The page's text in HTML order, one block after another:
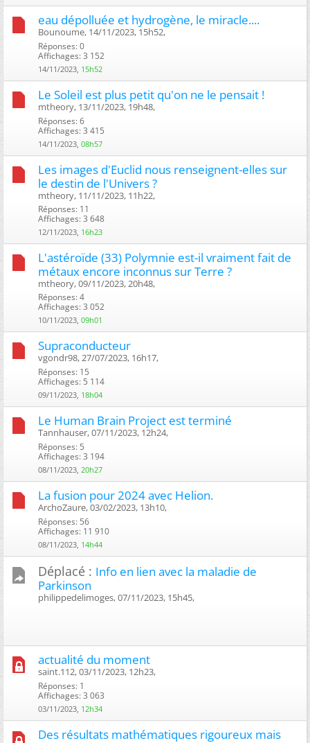
eau dépolluée et hydrogène, le miracle....
Bounoume, 14/11/2023, 15h52, ‎
Réponses: 0
Affichages: 3 152
14/11/2023, 15h52
Le Soleil est plus petit qu'on ne le pensait !
mtheory, 13/11/2023, 19h48, ‎
Réponses: 6
Affichages: 3 415
14/11/2023, 08h57
Les images d'Euclid nous renseignent-elles sur
le destin de l'Univers ?
mtheory, 11/11/2023, 11h22, ‎
Réponses: 11
Affichages: 3 648
12/11/2023, 16h23
L'astéroïde (33) Polymnie est-il vraiment fait de
métaux encore inconnus sur Terre ?
mtheory, 09/11/2023, 20h48, ‎
Réponses: 4
Affichages: 3 052
10/11/2023, 09h01
Supraconducteur
vgondr98, 27/07/2023, 16h17, ‎
Réponses: 15
Affichages: 5 114
09/11/2023, 18h04
Le Human Brain Project est terminé
Tannhauser, 07/11/2023, 12h24, ‎
Réponses: 5
Affichages: 3 194
08/11/2023, 20h27
La fusion pour 2024 avec Helion.
ArchoZaure, 03/02/2023, 13h10, ‎
Réponses: 56
Affichages: 11 910
08/11/2023, 14h44
Déplacé : Info en lien avec la maladie de
Parkinson
philippedelimoges, 07/11/2023, 15h45, ‎
actualité du moment
saint.112, 03/11/2023, 12h23, ‎
Réponses: 1
Affichages: 3 063
03/11/2023, 12h34
Des résultats mathématiques rigoureux mais